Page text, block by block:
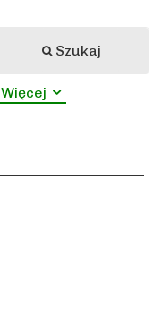
Szukaj
Więcej